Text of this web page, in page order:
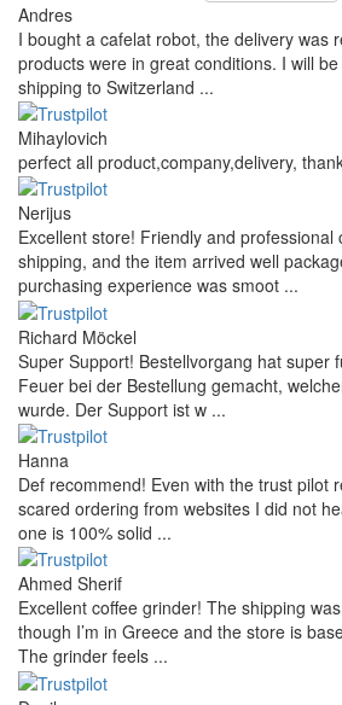
Andres
I bought a cafelat robot, the delivery was
products were in great conditions. I will
shipping to Switzerland ...
Mihaylovich
perfect all product,company,delivery,
Nerijus
Excellent store! Friendly and professional
shipping, and the item arrived well
purchasing experience was smoot ...
Richard Möckel
Super Support! Bestellvorgang hat super
Feuer bei der Bestellung gemacht,
wurde. Der Support ist w ...
Hanna
Def recommend! Even with the trust pilot
scared ordering from websites I did not
one is 100% solid ...
Ahmed Sherif
Excellent coffee grinder! The shipping
though I’m in Greece and the store is
The grinder feels ...